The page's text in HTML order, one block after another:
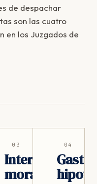
de despachar
son las cuatro
en los Juzgados de
03
Intereses
moratorios
04
Gastos